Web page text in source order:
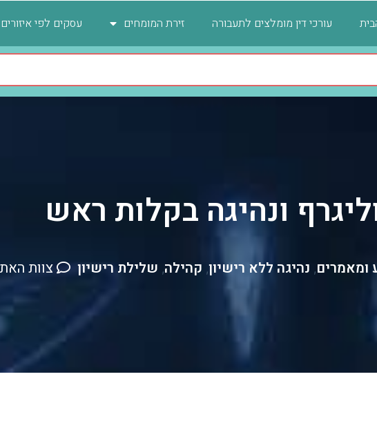
עורכי דין מומלצים לתעבורה זירת המומחים עסקים לפי איזורים
ונהיגה בקלות ראש
ומאמרים, נהיגה ללא רישיון, קהילה, שלילת רישיון צוות